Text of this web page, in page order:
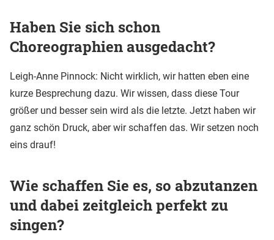
Haben Sie sich schon
Choreographien ausgedacht?
Leigh-Anne Pinnock: Nicht wirklich, wir hatten eben eine
kurze Besprechung dazu. Wir wissen, dass diese Tour
größer und besser sein wird als die letzte. Jetzt haben wir
ganz schön Druck, aber wir schaffen das. Wir setzen noch
eins drauf!
Wie schaffen Sie es, so abzutanzen
und dabei zeitgleich perfekt zu
singen?